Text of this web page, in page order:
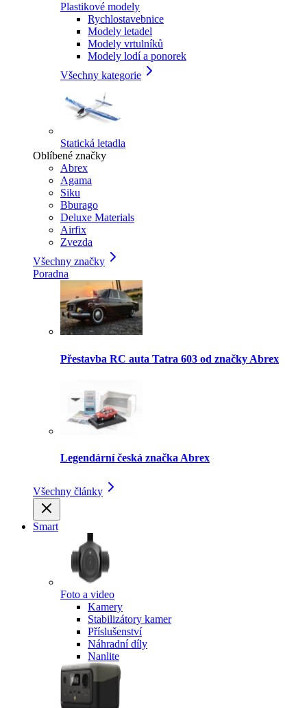
Plastikové modely
Rychlostavebnice
Modely letadel
Modely vrtulníků
Modely lodí a ponorek
Všechny kategorie
Statická letadla
Oblíbené značky
Abrex
Agama
Siku
Bburago
Deluxe Materials
Airfix
Zvezda
Všechny značky
Poradna
Přestavba RC auta Tatra 603 od značky Abrex
Legendární česká značka Abrex
Všechny články
Smart
Foto a video
Kamery
Stabilizátory kamer
Příslušenství
Náhradní díly
Nanlite